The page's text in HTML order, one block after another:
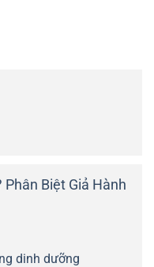
Phân Biệt Giả Hành
dinh dưỡng